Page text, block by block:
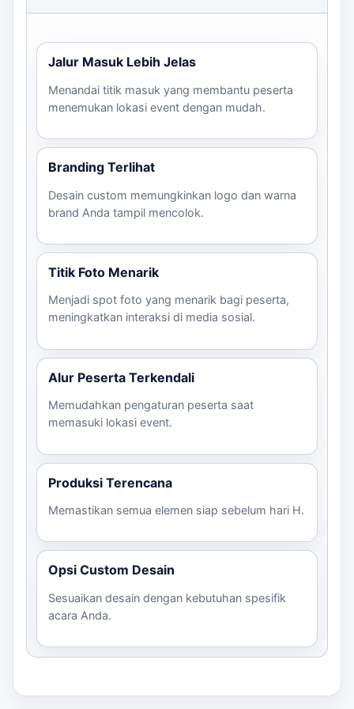
menarik bagi peserta, meningkatkan interaksi di
Alur Peserta Terkendali:
Produksi Terencana:Memastikan semua
elemen siap sebelum hari H.
Opsi Custom Desain:Sesuaikan desain dengan
Spesifikasi Balon Gate
Ukuran Bahan Warna Logo/Desain
Sistem
Blower
Custom
sesuai
brief
Terpaulin
full
desain
Custom warna, dan
area sponsor
Memerlukan
Langkah Pemesanan
Konsultasi ukuran dan desain melalui
WhatsApp.
Konfirmasi estimasi harga dan waktu
produksi.
Pembayaran dan konfirmasi order.
Dengan langkah-langkah sederhana ini, Anda dapat
memastikan balon gate siap untuk menyambut peserta
event Anda dengan baik.
Jalur Masuk Lebih Jelas
Menandai titik masuk yang membantu peserta
menemukan lokasi event dengan mudah.
Branding Terlihat
Desain custom memungkinkan logo dan warna
brand Anda tampil mencolok.
Titik Foto Menarik
Menjadi spot foto yang menarik bagi peserta,
meningkatkan interaksi di media sosial.
Alur Peserta Terkendali
Memudahkan pengaturan peserta saat
memasuki lokasi event.
Produksi Terencana
Memastikan semua elemen siap sebelum hari H.
Opsi Custom Desain
Sesuaikan desain dengan kebutuhan spesifik
acara Anda.